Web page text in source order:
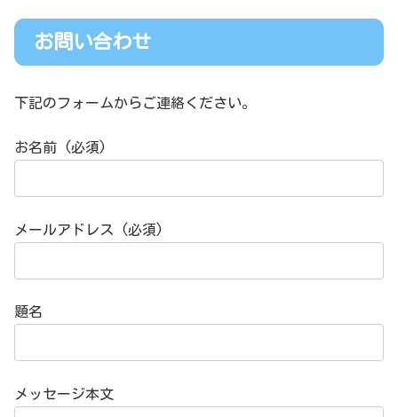
お問い合わせ
下記のフォームからご連絡ください。
お名前 (必須)
メールアドレス (必須)
題名
メッセージ本文